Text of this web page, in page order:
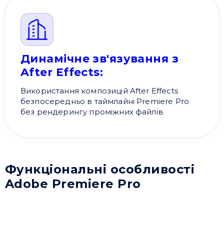
Динамічне зв'язування з
After Effects:
Використання композицій After Effects
безпосередньо в таймлайні Premiere Pro
без рендерингу проміжних файлів.
Функціональні особливості
Adobe Premiere Pro